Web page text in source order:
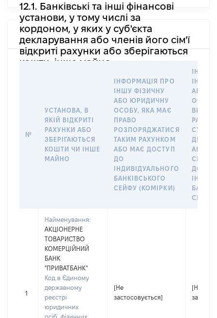
12.1. Банківські та інші фінансові
установи, у тому числі за
кордоном, у яких у суб'єкта
декларування або членів його сім'ї
відкриті рахунки або зберігаються
кошти, інше майно
№
УСТАНОВА, В
ЯКІЙ ВІДКРИТІ
РАХУНКИ АБО
ЗБЕРІГАЮТЬСЯ
КОШТИ ЧИ ІНШЕ
МАЙНО
ІНФОРМАЦІЯ ПРО
ІНШУ ФІЗИЧНУ
АБО ЮРИДИЧНУ
ОСОБУ, ЯКА МАЄ
ПРАВО
РОЗПОРЯДЖАТИСЯ
ТАКИМ РАХУНКОМ
АБО МАЄ ДОСТУП
ДО
ІНДИВІДУАЛЬНОГО
БАНКІВСЬКОГО
СЕЙФУ (КОМІРКИ)
ІНШУ
АБО
АБО
СІМ’Ї
СЕЙФУ
1
Найменування:
АКЦІОНЕРНЕ
ТОВАРИСТВО
КОМЕРЦІЙНИЙ
БАНК
"ПРИВАТБАНК"
Код в Єдиному
державному
реєстрі
юридичних
осіб, фізичних
[Не
застосовується]
[Не